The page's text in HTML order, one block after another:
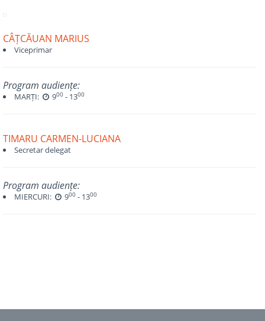
CÂȚCĂUAN MARIUS
Viceprimar
Program audiențe:
MARȚI: 900 - 1300
TIMARU CARMEN-LUCIANA
Secretar delegat
Program audiențe:
MIERCURI: 900 - 1300